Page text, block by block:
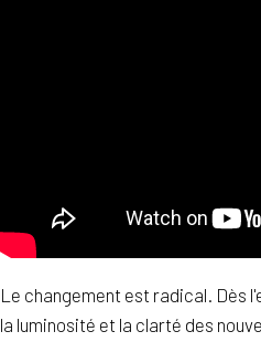
Le changement est radical. Dès
la luminosité et la clarté des